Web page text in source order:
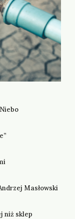
Masłowski
niż sklep